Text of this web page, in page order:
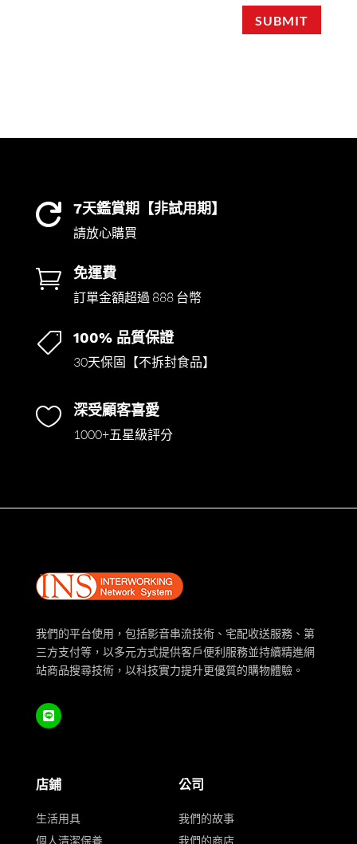
SUBMIT
 7天鑑賞期【非試用期】
請放心購買
 免運費
訂單金額超過 888 台幣
 100% 品質保證
30天保固【不拆封食品】
 深受顧客喜愛
1000+五星級評分
我們的平台使用，包括影音串流技術、宅配收送服務、第
三方支付等，以多元方式提供客戶便利服務並持續精進網
站商品搜尋技術，以科技實力提升更優質的購物體驗。
店鋪
生活用具
個人清潔保養
公司
我們的故事
我們的商店